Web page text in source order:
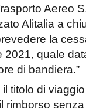
Aereo
Alitalia a
la
quale
di bandiera.”
titolo di
rimborso